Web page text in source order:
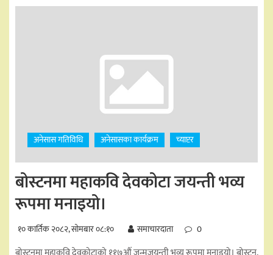
अनेसास गतिविधि अनेसासका कार्यक्रम च्याप्टर
बोस्टनमा महाकवि देवकोटा जयन्ती भव्य
रूपमा मनाइयो।
१० कार्तिक २०८२, सोमबार ०८:१० समाचारदाता 0